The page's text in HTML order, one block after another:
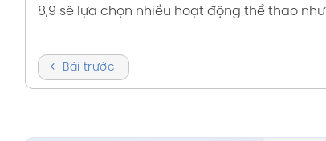
8,9 sẽ lựa chọn nhiều hoạt động thể thao
Bài trước